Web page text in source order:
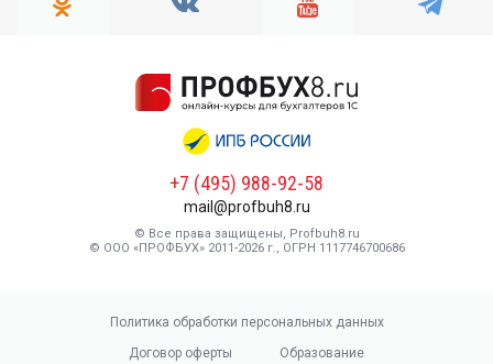
+7 (495) 988-92-58
mail@profbuh8.ru
© Все права защищены, Profbuh8.ru
© ООО «ПРОФБУХ» 2011-2026 г., ОГРН 1117746700686
Политика обработки персональных данных
Договор оферты
Образование